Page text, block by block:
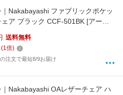
Nakabayashi ファブリックポケッ
ェア ブラック CCF-501BK [アーム
/ロッキングあり]
送料無料
(1倍)
注文で最短8/9お届け
Nakabayashi OAレザーチェア ハ